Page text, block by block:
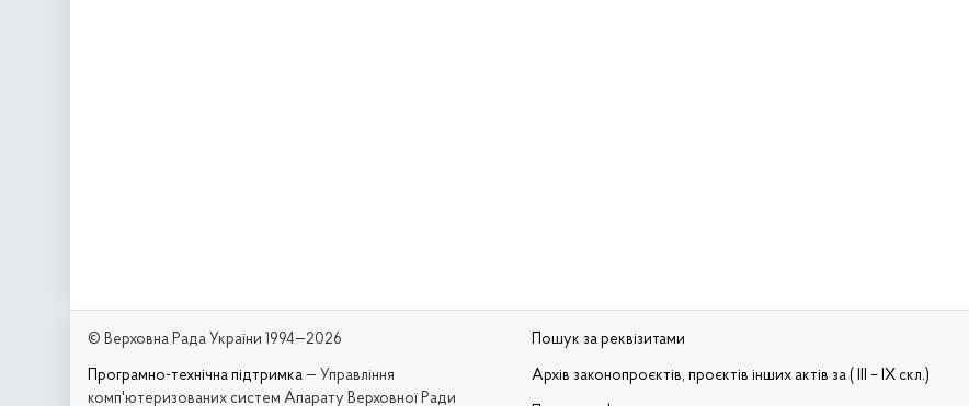
© Верховна Рада України 1994—2026
Програмно-технічна підтримка — Управління
комп'ютеризованих систем Апарату Верховної Ради
Пошук за реквізитами
Архів законопроєктів, проєктів інших актів за ( III – IX скл.)